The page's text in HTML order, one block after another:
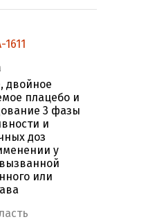
двойное
плацебо и
3 фазы
и
доз
у
или